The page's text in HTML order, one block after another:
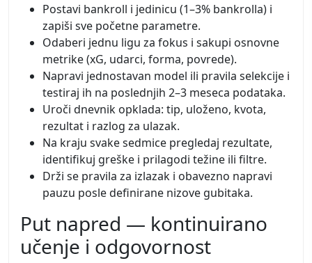
Postavi bankroll i jedinicu (1–3% bankrolla) i
zapiši sve početne parametre.
Odaberi jednu ligu za fokus i sakupi osnovne
metrike (xG, udarci, forma, povrede).
Napravi jednostavan model ili pravila selekcije i
testiraj ih na poslednjih 2–3 meseca podataka.
Uroči dnevnik opklada: tip, uloženo, kvota,
rezultat i razlog za ulazak.
Na kraju svake sedmice pregledaj rezultate,
identifikuj greške i prilagodi težine ili filtre.
Drži se pravila za izlazak i obavezno napravi
pauzu posle definirane nizove gubitaka.
Put napred — kontinuirano
učenje i odgovornost